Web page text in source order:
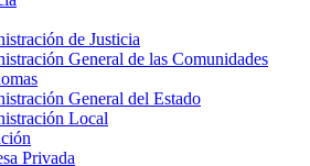
de Justicia
General de las Comunidades
General del Estado
Local
Privada